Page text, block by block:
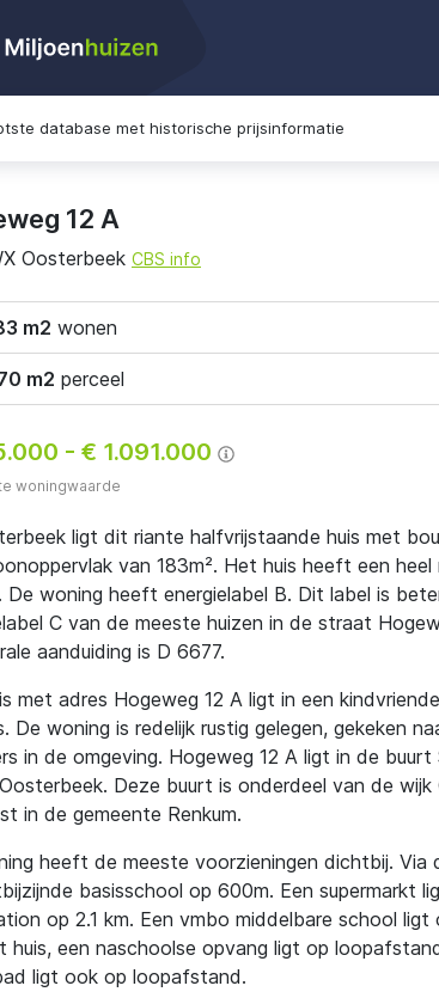
database met historische prijsinformatie
12 A
Oosterbeek CBS info
m2 wonen
m2 perceel
- € 1.091.000
woningwaarde
ligt dit riante halfvrijstaande huis met
van 183m². Het huis heeft een heel
De woning heeft energielabel B. Dit label is
C van de meeste huizen in de straat
aanduiding is D 6677.
met adres Hogeweg 12 A ligt in een
De woning is redelijk rustig gelegen, gekeken
in de omgeving. Hogeweg 12 A ligt in de buurt
Deze buurt is onderdeel van de wijk
in de gemeente Renkum.
heeft de meeste voorzieningen dichtbij. Via
basisschool op 600m. Een supermarkt
op 2.1 km. Een vmbo middelbare school
huis, een naschoolse opvang ligt op
ligt ook op loopafstand.